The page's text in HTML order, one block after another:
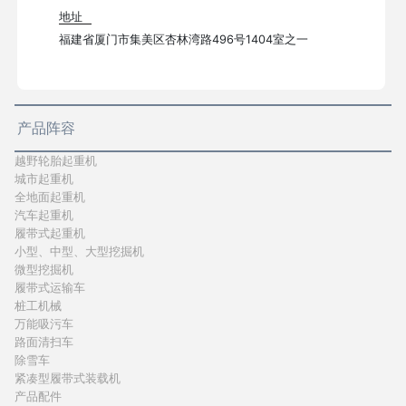
地址
福建省厦门市集美区杏林湾路496号1404室之一
产品阵容
越野轮胎起重机
城市起重机
全地面起重机
汽车起重机
履带式起重机
小型、中型、大型挖掘机
微型挖掘机
履带式运输车
桩工机械
万能吸污车
路面清扫车
除雪车
紧凑型履带式装载机
产品配件